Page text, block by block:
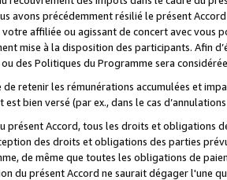
avons précédemment résilié le présent
affiliée ou agissant de concert avec vous
mise à la disposition des participants. Afin
des Politiques du Programme sera
de retenir les rémunérations accumulées et
bien versé (par ex., dans le cas
présent Accord, tous les droits et obligations
des droits et obligations des parties
de même que toutes les obligations de
du présent Accord ne saurait dégager l'une